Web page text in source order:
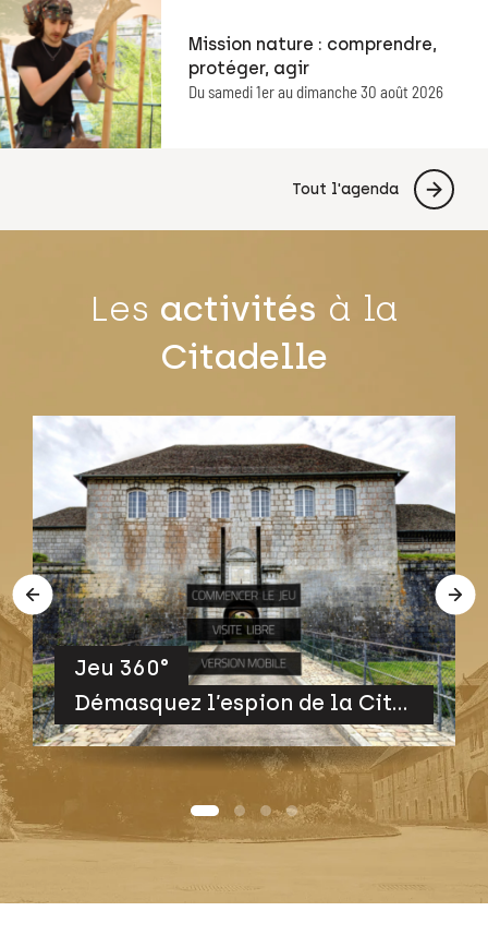
Mission nature : comprendre,
protéger, agir
Du samedi 1er au dimanche 30 août 2026
Tout l'agenda
Les activités à la
Citadelle
Jeu 360°
Démasquez l’espion de la Citadelle